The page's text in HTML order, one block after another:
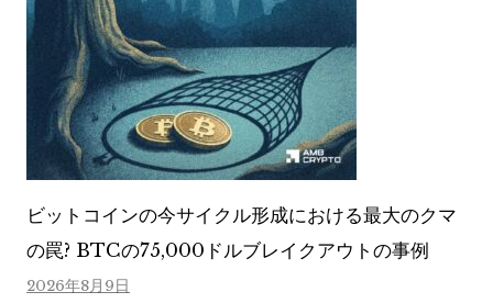
ビットコインの今サイクル形成における最大のクマ
の罠? BTCの75,000ドルブレイクアウトの事例
2026年8月9日